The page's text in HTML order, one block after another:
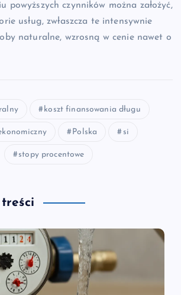
powyższych czynników można założyć,
usług, zwłaszcza te intensywnie
naturalne, wzrosną w cenie nawet o
koszt finansowania długu
Polska si
stopy procentowe